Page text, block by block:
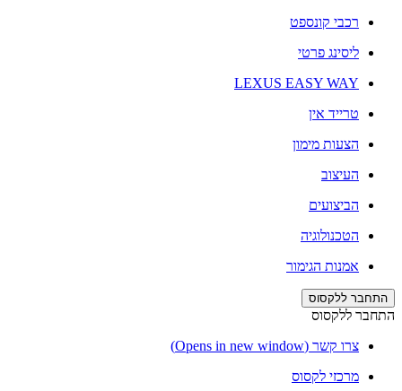
רכבי קונספט
ליסינג פרטי
LEXUS EASY WAY
טרייד אין
הצעות מימון
העיצוב
הביצועים
הטכנולוגיה
אמנות הגימור
התחבר ללקסוס
התחבר ללקסוס
צרו קשר (Opens in new window)
מרכזי לקסוס